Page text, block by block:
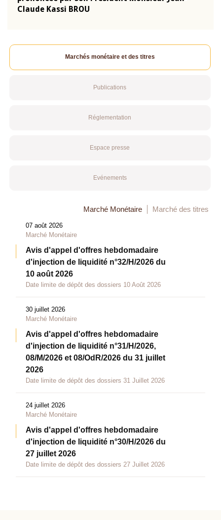
Claude Kassi BROU
Marchés monétaire et des titres
Publications
Réglementation
Espace presse
Evénements
Marché Monétaire Marché des titres
07 août 2026
Marché Monétaire
Avis d'appel d'offres hebdomadaire
d'injection de liquidité n°32/H/2026 du
10 août 2026
Date limite de dépôt des dossiers 10 Août 2026
30 juillet 2026
Marché Monétaire
Avis d'appel d'offres hebdomadaire
d'injection de liquidité n°31/H/2026,
08/M/2026 et 08/OdR/2026 du 31 juillet
2026
Date limite de dépôt des dossiers 31 Juillet 2026
24 juillet 2026
Marché Monétaire
Avis d'appel d'offres hebdomadaire
d'injection de liquidité n°30/H/2026 du
27 juillet 2026
Date limite de dépôt des dossiers 27 Juillet 2026